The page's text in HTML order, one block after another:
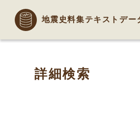
地震史料集テキストデー
詳細検索